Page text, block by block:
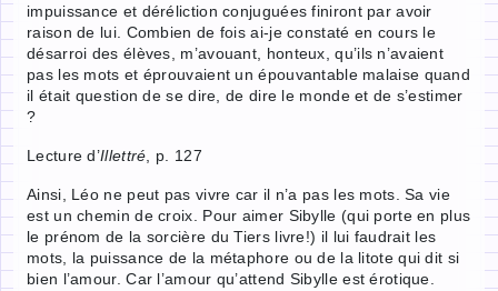
impuissance et déréliction conjuguées finiront par avoir
raison de lui. Combien de fois ai-je constaté en cours le
désarroi des élèves, m’avouant, honteux, qu’ils n’avaient
pas les mots et éprouvaient un épouvantable malaise quand
il était question de se dire, de dire le monde et de s’estimer
?
Lecture d’Illettré , p. 127
Ainsi, Léo ne peut pas vivre car il n’a pas les mots. Sa vie
est un chemin de croix. Pour aimer Sibylle (qui porte en plus
le prénom de la sorcière du Tiers livre!) il lui faudrait les
mots, la puissance de la métaphore ou de la litote qui dit si
bien l’amour. Car l’amour qu’attend Sibylle est érotique.